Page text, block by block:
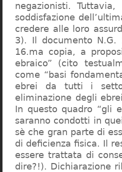
negazionisti.
soddisfazione
credere alle loro
3). Il documento
16.ma copia, a
ebraico” (cito
come “basi
ebrei da tutti i
eliminazione degli
In questo quadro “gli
saranno condotti in
sè che gran parte di
di deficienza fisica. Il
essere trattata di
dire?!). Dichiarazione